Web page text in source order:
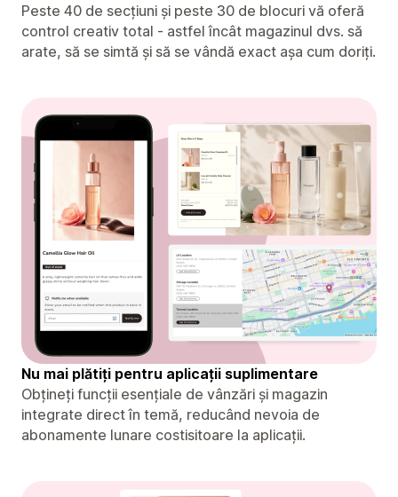
Peste 40 de secțiuni și peste 30 de blocuri vă oferă
control creativ total - astfel încât magazinul dvs. să
arate, să se simtă și să se vândă exact așa cum doriți.
Nu mai plătiți pentru aplicații suplimentare
Obțineți funcții esențiale de vânzări și magazin
integrate direct în temă, reducând nevoia de
abonamente lunare costisitoare la aplicații.